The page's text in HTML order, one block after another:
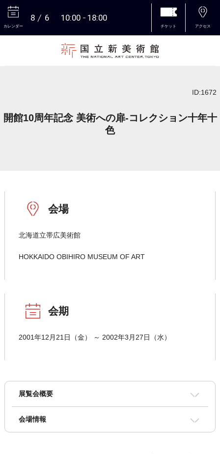
カレンダー
8 6 10:00 18:00
チケット アクセス
ID:1672
開館10周年記念 美術への扉-コレクション十年十
色
会場
北海道立帯広美術館
HOKKAIDO OBIHIRO MUSEUM OF ART
会期
2001年12月21日（金） ～ 2002年3月27日（水）
展覧会概要
会場情報